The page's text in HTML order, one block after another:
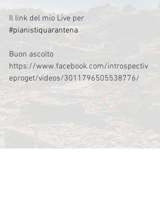
Il link del mio Live per
#pianistiquarantena
Buon ascolto
https://www.facebook.com/introspectiv
eproget/videos/3011796505538776/